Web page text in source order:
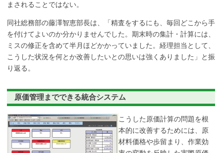
まされることではない。
同社総務部の藤澤智恵部長は、「精査をするにも、毎回どこから手
を付けてよいのか分かりませんでした。期末時の集計・計算には、
ミスの修正を含めて半月ほどかかっていました。経理担当として、
こうした状況を何とか改善したいとの思いは強くありました」と振
り返る。
原価管理までできる統合システム
こうした原価計算の問題を根
本的に改善するためには、原
材料価格や歩留まり、作業効